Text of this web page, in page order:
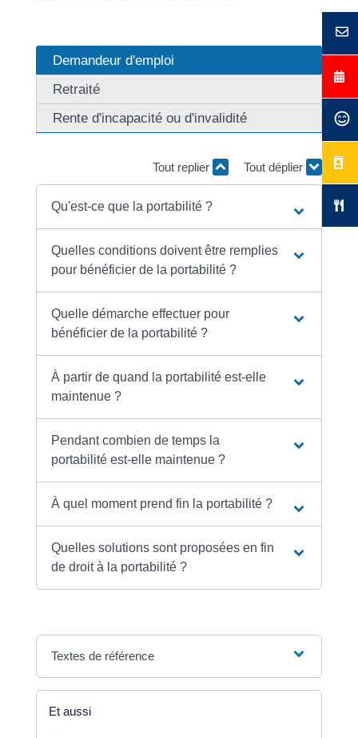
Demandeur d'emploi
Retraité
Rente d'incapacité ou d'invalidité
Tout replier Tout déplier
Qu'est-ce que la portabilité ?
Quelles conditions doivent être remplies
pour bénéficier de la portabilité ?
Quelle démarche effectuer pour
bénéficier de la portabilité ?
À partir de quand la portabilité est-elle
maintenue ?
Pendant combien de temps la
portabilité est-elle maintenue ?
À quel moment prend fin la portabilité ?
Quelles solutions sont proposées en fin
de droit à la portabilité ?
Textes de référence
Et aussi